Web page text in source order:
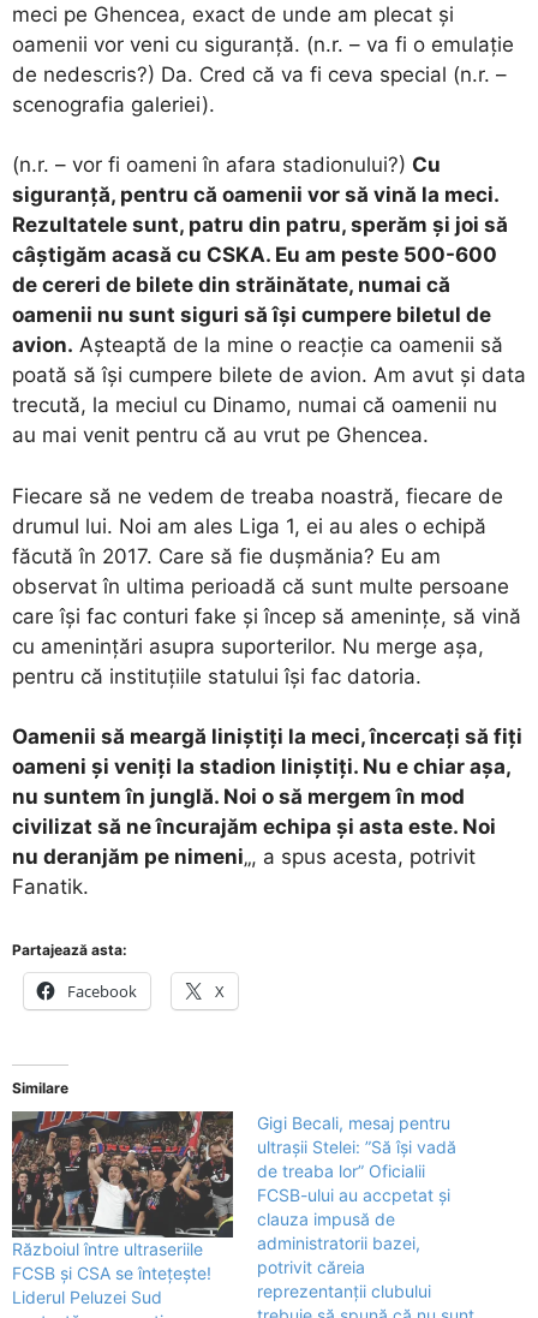
meci pe Ghencea, exact de unde am plecat și
oamenii vor veni cu siguranță. (n.r. – va fi o emulație
de nedescris?) Da. Cred că va fi ceva special (n.r. –
scenografia galeriei).
(n.r. – vor fi oameni în afara stadionului?) Cu
siguranță, pentru că oamenii vor să vină la meci.
Rezultatele sunt, patru din patru, sperăm și joi să
câștigăm acasă cu CSKA. Eu am peste 500-600
de cereri de bilete din străinătate, numai că
oamenii nu sunt siguri să își cumpere biletul de
avion. Așteaptă de la mine o reacție ca oamenii să
poată să își cumpere bilete de avion. Am avut și data
trecută, la meciul cu Dinamo, numai că oamenii nu
au mai venit pentru că au vrut pe Ghencea.
Fiecare să ne vedem de treaba noastră, fiecare de
drumul lui. Noi am ales Liga 1, ei au ales o echipă
făcută în 2017. Care să fie dușmănia? Eu am
observat în ultima perioadă că sunt multe persoane
care își fac conturi fake și încep să amenințe, să vină
cu amenințări asupra suporterilor. Nu merge așa,
pentru că instituțiile statului își fac datoria.
Oamenii să meargă liniștiți la meci, încercați să fiți
oameni și veniți la stadion liniștiți. Nu e chiar așa,
nu suntem în junglă. Noi o să mergem în mod
civilizat să ne încurajăm echipa și asta este. Noi
nu deranjăm pe nimeni„, a spus acesta, potrivit
Fanatik.
Partajează asta:
Facebook X
Similare
Războiul între ultraseriile
FCSB și CSA se întețește!
Liderul Peluzei Sud
Gigi Becali, mesaj pentru
ultrașii Stelei: ”Să își vadă
de treaba lor” Oficialii
FCSB-ului au accpetat și
clauza impusă de
administratorii bazei,
potrivit căreia
reprezentanții clubului